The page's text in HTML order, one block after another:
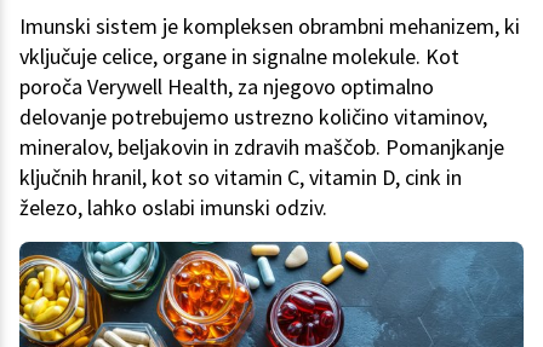
Imunski sistem je kompleksen obrambni mehanizem, ki
vključuje celice, organe in signalne molekule. Kot
poroča Verywell Health, za njegovo optimalno
delovanje potrebujemo ustrezno količino vitaminov,
mineralov, beljakovin in zdravih maščob. Pomanjkanje
ključnih hranil, kot so vitamin C, vitamin D, cink in
železo, lahko oslabi imunski odziv.